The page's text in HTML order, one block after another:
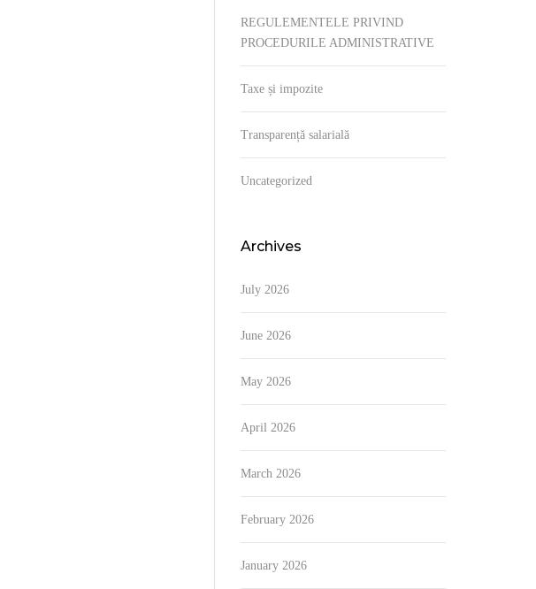
REGULEMENTELE PRIVIND
PROCEDURILE ADMINISTRATIVE
Taxe și impozite
Transparență salarială
Uncategorized
Archives
July 2026
June 2026
May 2026
April 2026
March 2026
February 2026
January 2026